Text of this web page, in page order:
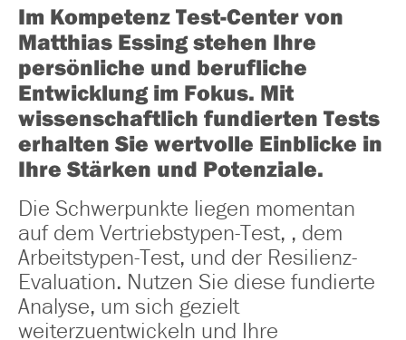
Im Kompetenz Test-Center von
Matthias Essing stehen Ihre
persönliche und berufliche
Entwicklung im Fokus. Mit
wissenschaftlich fundierten Tests
erhalten Sie wertvolle Einblicke in
Ihre Stärken und Potenziale.
Die Schwerpunkte liegen momentan
auf dem Vertriebstypen-Test, , dem
Arbeitstypen-Test, und der Resilienz-
Evaluation. Nutzen Sie diese fundierte
Analyse, um sich gezielt
weiterzuentwickeln und Ihre